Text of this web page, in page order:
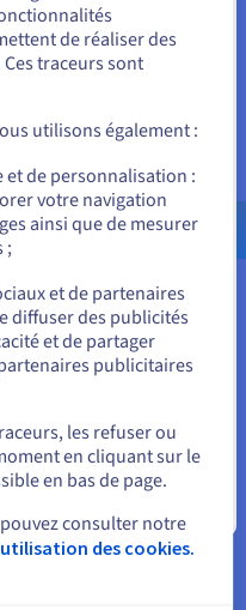
of Service) d’OVHcloud,
défaut avec chaque
et permanente
les attaques sans
ainsi la disponibilité
volumétriques à grande
à bande
de grands volumes
nombre d'utilisateurs
élevée sont
et le débit sont
à
en États-
de votre pays (États-
USD - $
de réaliser des
traceurs sont
utilisons également :
de personnalisation :
votre navigation
ainsi que de mesurer
;
et de partenaires
diffuser des publicités
et de partager
publicitaires
les refuser ou
en cliquant sur le
en bas de page.
consulter notre
des cookies.